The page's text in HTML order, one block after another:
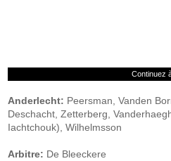
Continuez
Anderlecht: Peersman, Vanden
Deschacht, Zetterberg,
Iachtchouk), Wilhelmsson
Arbitre: De Bleeckere